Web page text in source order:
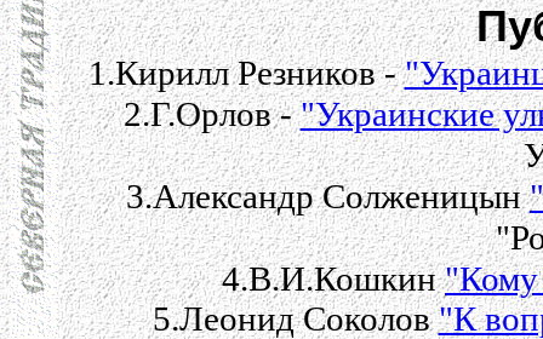
1.Кирилл Резников -
2.Г.Орлов -"Украинские
3.Александр Солженицын
4.В.И.Кошкин"Кому
5.Леонид Соколов"К